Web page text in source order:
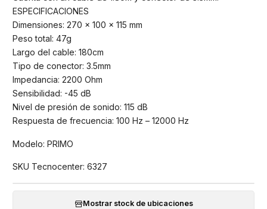
ESPECIFICACIONES
Dimensiones: 270 x 100 x 115 mm
Peso total: 47g
Largo del cable: 180cm
Tipo de conector: 3.5mm
Impedancia: 2200 Ohm
Sensibilidad: -45 dB
Nivel de presión de sonido: 115 dB
Respuesta de frecuencia: 100 Hz – 12000 Hz
Modelo: PRIMO
SKU Tecnocenter: 6327
Mostrar stock de ubicaciones